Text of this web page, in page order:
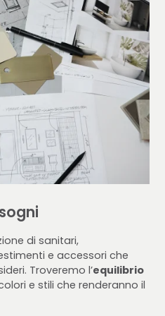
di sanitari,
e accessori che
Troveremo l’equilibrio
e stili che renderanno il